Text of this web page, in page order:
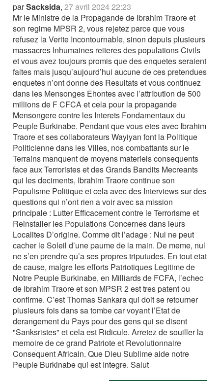
parSacksida,27 avril 2024 22:23
Mr le Ministre de la Propagande de Ibrahim Traore et
son regime MPSR 2, vous rejetez parce que vous
refusez la Verite Incontournable, sinon depuis plusieurs
massacres Inhumaines reiteres des populations Civils
et vous avez toujours promis que des enquetes seraient
faites mais jusqu’aujourd’hui aucune de ces pretendues
enquetes n’ont donne des Resultats et vous continuez
dans les Mensonges Ehontes avec l’attribution de 500
millions de F CFCA et cela pour la propagande
Mensongere contre les Interets Fondamentaux du
Peuple Burkinabe. Pendant que vous etes avec Ibrahim
Traore et ses collaborateurs Wayiyan font la Politique
Politicienne dans les Villes, nos combattants sur le
Terrains manquent de moyens materiels consequents
face aux Terroristes et des Grands Bandits Mecreants
qui les deciments, Ibrahim Traore continue son
Populisme Politique et cela avec des Interviews sur des
questions qui n’ont rien a voir avec sa mission
principale : Lutter Efficacement contre le Terrorisme et
Reinstaller les Populations Concernes dans leurs
Localites D’origine. Comme dit l’adage : Nul ne peut
cacher le Soleil d’une paume de la main. De meme, nul
ne s’en prendre qu’a ses propres triputudes. En tout etat
de cause, malgre les efforts Patriotiques Legitime de
Notre Peuple Burkinabe, en Milliards de FCFA, l’echec
de Ibrahim Traore et son MPSR 2 est tres patent ou
confirme. C’est Thomas Sankara qui doit se retourner
plusieurs fois dans sa tombe car voyant l’Etat de
derangement du Pays pour des gens qui se disent
"Sanksristes" et cela est Ridicule. Arretez de souiller la
memoire de ce grand Patriote et Revolutionnaire
Consequent Africain. Que Dieu Sublime aide notre
Peuple Burkinabe qui est Integre. Salut